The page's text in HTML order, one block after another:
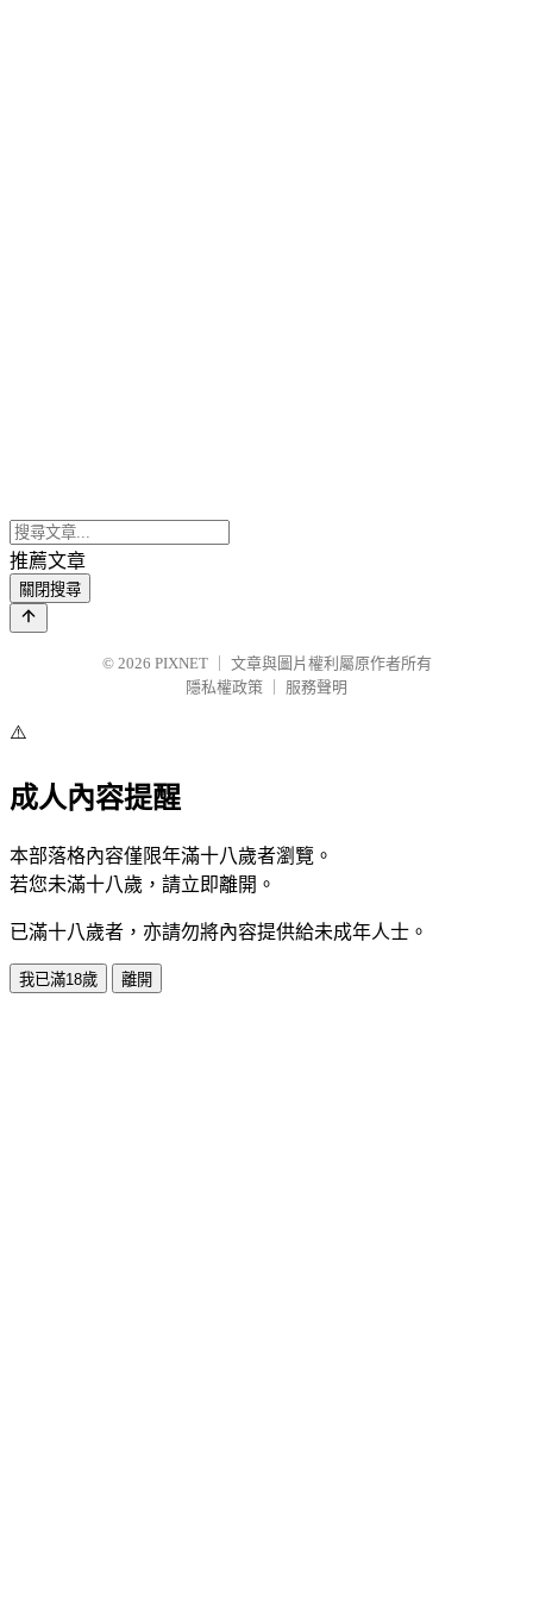
推薦文章
關閉搜尋
© 2026 PIXNET
文章與圖片權利屬原作者所有
隱私權政策
服務聲明
⚠️
成人內容提醒
本部落格內容僅限年滿十八歲者瀏覽。
若您未滿十八歲，請立即離開。
已滿十八歲者，亦請勿將內容提供給未成年人士。
我已滿18歲 離開